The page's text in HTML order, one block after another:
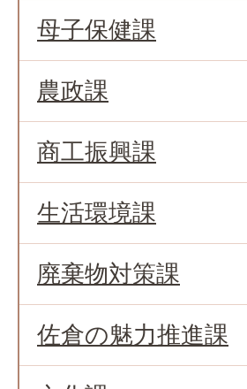
母子保健課
農政課
商工振興課
生活環境課
廃棄物対策課
佐倉の魅力推進課